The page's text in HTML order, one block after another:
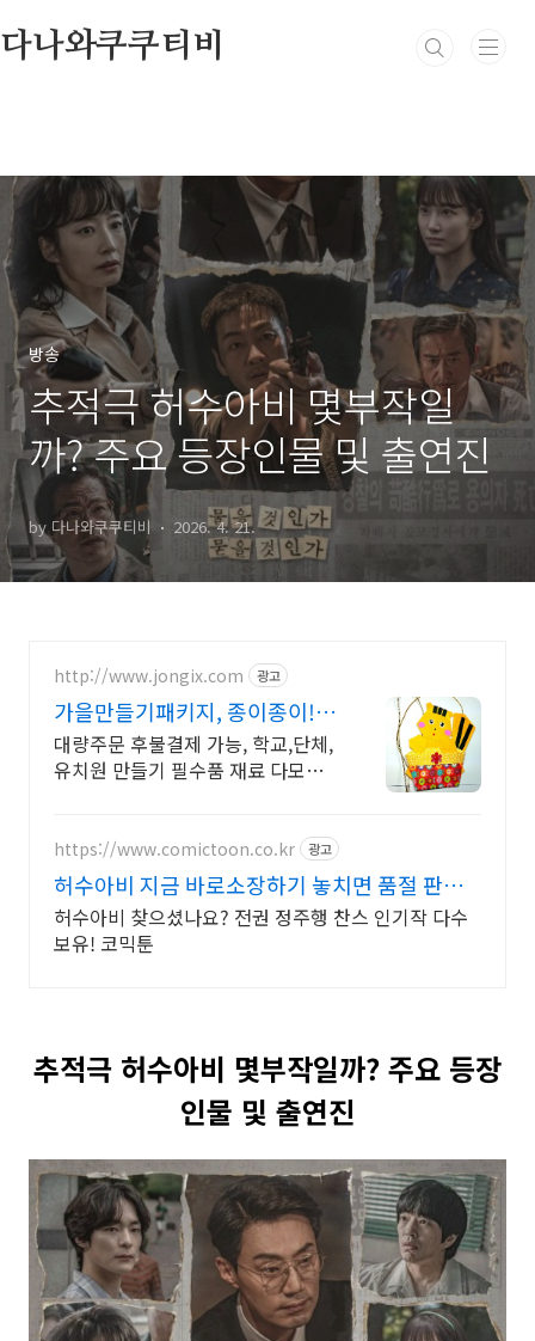
다나와쿠쿠티비
방송
추적극 허수아비 몇부작일
까? 주요 등장인물 및 출연진
by 다나와쿠쿠티비 2026. 4. 21.
http://www.jongix.com 광고
가을만들기패키지, 종이종이!
만들기패키지 재료 다 모인곳
대량주문 후불결제 가능, 학교,단체,
유치원 만들기 필수품 재료 다모인
https://www.comictoon.co.kr 광고
허수아비 지금 바로소장하기 놓치면 품절 판타
지 전권세트
허수아비 찾으셨나요? 전권 정주행 찬스 인기작 다수
보유! 코믹툰
추적극 허수아비 몇부작일까? 주요 등장
인물 및 출연진